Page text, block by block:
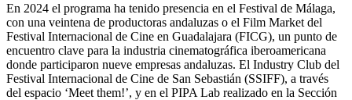
En 2024 el programa ha tenido presencia en el Festival de Málaga,
con una veintena de productoras andaluzas o el Film Market del
Festival Internacional de Cine en Guadalajara (FICG), un punto de
encuentro clave para la industria cinematográfica iberoamericana
donde participaron nueve empresas andaluzas. El Industry Club del
Festival Internacional de Cine de San Sebastián (SSIFF), a través
del espacio ‘Meet them!’, y en el PIPA Lab realizado en la Sección